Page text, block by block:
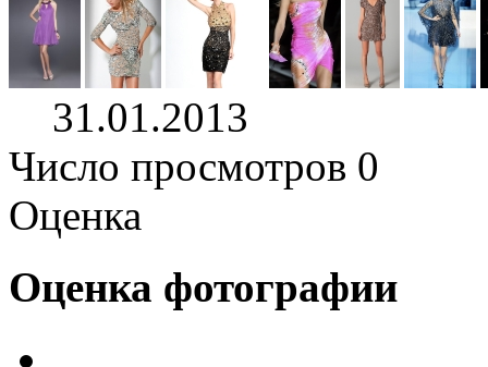
31.01.2013
Число просмотров 0
Оценка
Оценка фотографии